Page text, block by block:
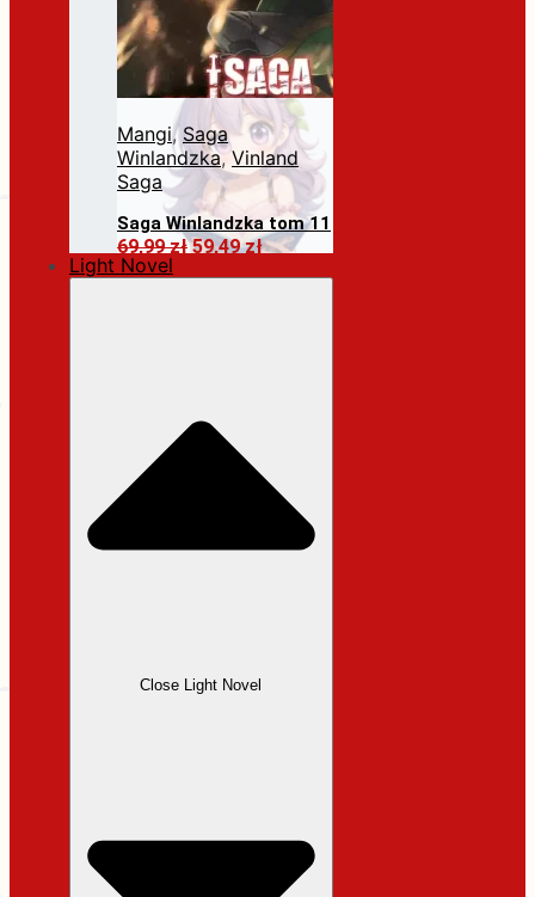
Mangi, Saga
Winlandzka, Vinland
Saga
Saga Winlandzka tom 11
69,99złPierwotna
59,49złAktualna
Dodaj do koszyka
Light Novel
Close Light Novel